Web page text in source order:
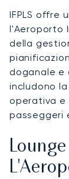
IFPLS offre
l'Aeroporto
della
doganale e
includono
operativa e
passeggeri